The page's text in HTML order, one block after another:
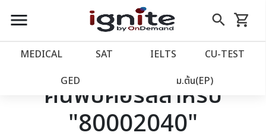
close
account_balance หน้าแรก
เว็บไซต์อิกไนท์
โปรโมชั่น
menu search
Skip
to
shopping_cart
รถเข็น
MEDICAL SAT IELTS CU‑TEST
GED ม.ต้น(EP)
ค้นพบคอร์สสำหรับ
"80002040"